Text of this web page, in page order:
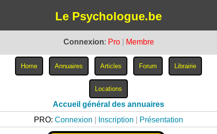
Le Psychologue.be
Connexion: Pro Membre
Accueil général des annuaires
PRO: Connexion Inscription Présentation